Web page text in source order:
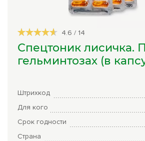
Травяной чай
Специи
Натуральные растительные
Лечебные мази
4.6 / 14
Спецтоник лисичка.
гельминтозах (в
Штрихкод
Для кого
Срок годности
Страна